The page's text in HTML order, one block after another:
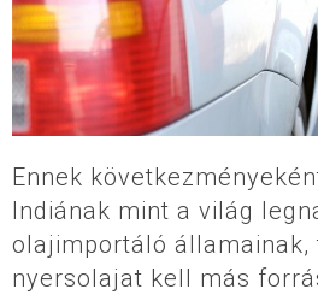
Ennek
Indiának mint a világ
olajimportáló államainak,
nyersolajat kell más